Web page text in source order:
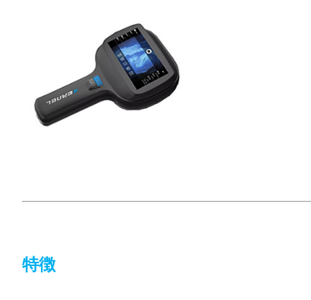
特徴